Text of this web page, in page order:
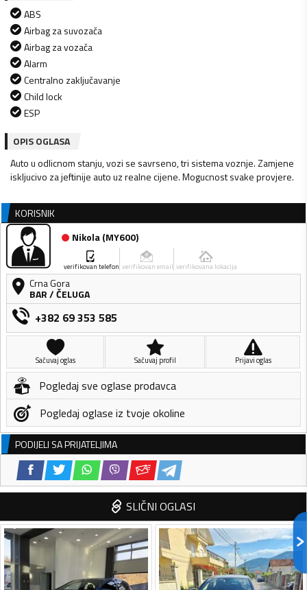
ABS
Airbag za suvozača
Airbag za vozača
Alarm
Centralno zaključavanje
Child lock
ESP
OPIS OGLASA
Auto u odlicnom stanju, vozi se savrseno, tri sistema voznje. Zamjene
iskljucivo za jeftinije auto uz realne cijene. Mogucnost svake provjere.
KORISNIK
Nikola(MY600)
verifikovan telefon verifikovan email verifikovana lokacija
Crna Gora
BAR/ČELUGA
+382 69 353 585
Sačuvaj oglas Sačuvaj profil Prijavi oglas
Pogledaj sve oglase prodavca
Pogledaj oglase iz tvoje okoline
PODIJELI SA PRIJATELJIMA
SLIČNI OGLASI